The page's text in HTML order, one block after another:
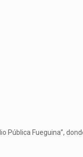
Pública Fueguina”,